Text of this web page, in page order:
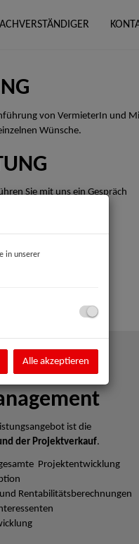
von VermieterIn und
Wünsche.
Sie mit uns ein Gespräch
ist die
der Projektverkauf.
Projektentwicklung
Rentabilitätsberechnungen
in unserer
Alle akzeptieren